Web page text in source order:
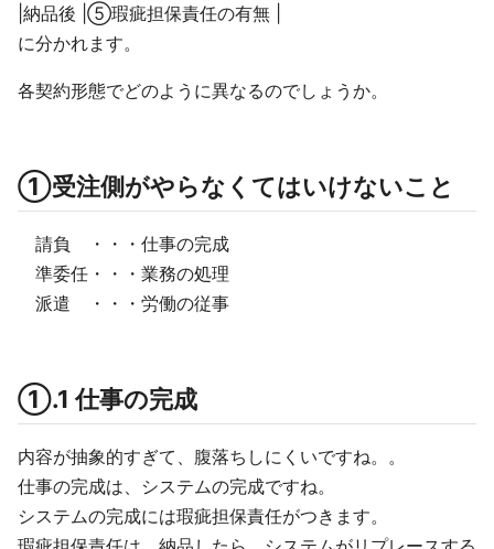
|納品後 |⑤瑕疵担保責任の有無 |
に分かれます。
各契約形態でどのように異なるのでしょうか。
①受注側がやらなくてはいけないこと
請負 ・・・仕事の完成
準委任・・・業務の処理
派遣 ・・・労働の従事
①.1 仕事の完成
内容が抽象的すぎて、腹落ちしにくいですね。。
仕事の完成は、システムの完成ですね。
システムの完成には瑕疵担保責任がつきます。